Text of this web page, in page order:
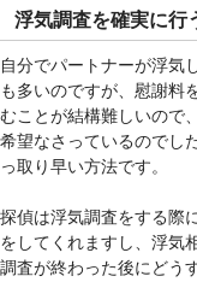
浮気調査を確実に行
自分でパートナーが浮気
も多いのですが、慰謝料
むことが結構難しいので
希望なさっているのでし
っ取り早い方法です。
探偵は浮気調査をする際
をしてくれますし、浮気
調査が終わった後にどう